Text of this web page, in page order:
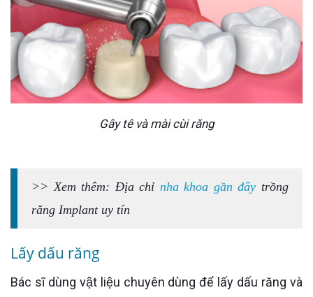
Gây tê và mài cùi răng
>> Xem thêm: Địa chỉ nha khoa gần đây trồng
răng Implant uy tín
Lấy dấu răng
Bác sĩ dùng vật liệu chuyên dùng để lấy dấu răng và